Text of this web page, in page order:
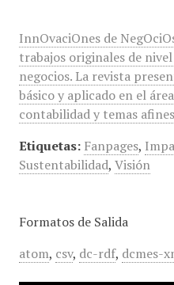
InnOvaciOnes de
trabajos originales de
negocios. La revista
básico y aplicado en el
contabilidad y temas
Etiquetas: Fanpages,
Sustentabilidad, Visión
Formatos de Salida
atom, csv, dc-rdf, dcmes-